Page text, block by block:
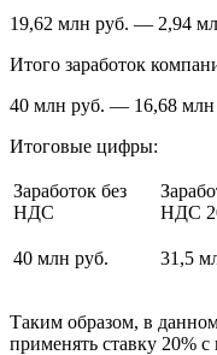
19,62 млн руб. — 2,94
Итого заработок
40 млн руб. — 16,68 млн
Итоговые цифры:
Заработок без
НДС
НДС
40 млн руб. 31,5
Таким образом, в
применять ставку 20%